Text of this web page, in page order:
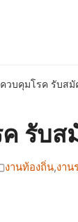
วบคุมโรค รับส
รับส
งานท้องถิ่น,งาน